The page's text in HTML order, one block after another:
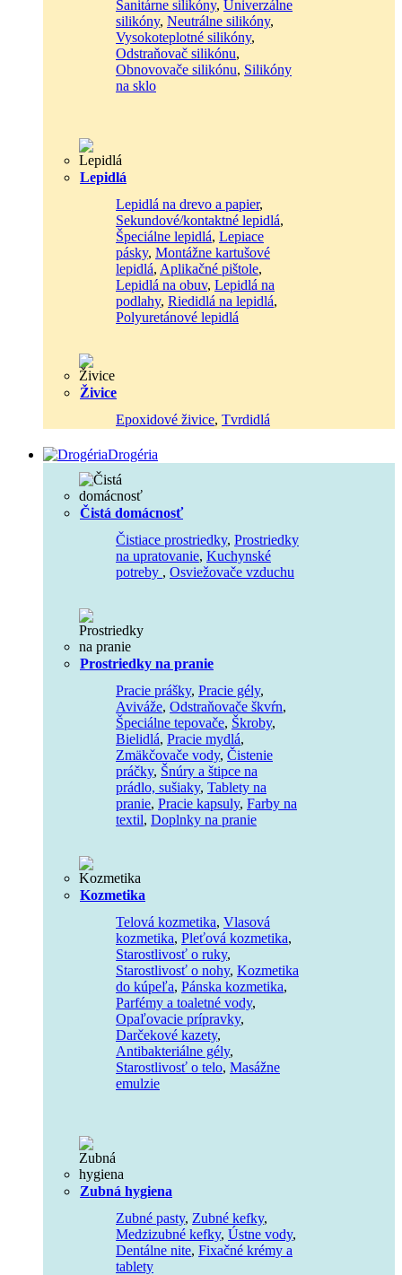
Sanitárne silikóny, Univerzálne
silikóny, Neutrálne silikóny,
Vysokoteplotné silikóny,
Odstraňovač silikónu,
Obnovovače silikónu, Silikóny
na sklo
Lepidlá
Lepidlá na drevo a papier,
Sekundové/kontaktné lepidlá,
Špeciálne lepidlá, Lepiace
pásky, Montážne kartušové
lepidlá, Aplikačné pištole,
Lepidlá na obuv, Lepidlá na
podlahy, Riedidlá na lepidlá,
Polyuretánové lepidlá
Živice
Epoxidové živice, Tvrdidlá
Drogéria
Čistá domácnosť
Čistiace prostriedky, Prostriedky
na upratovanie, Kuchynské
potreby , Osviežovače vzduchu
Prostriedky na pranie
Pracie prášky, Pracie gély,
Aviváže, Odstraňovače škvŕn,
Špeciálne tepovače, Škroby,
Bielidlá, Pracie mydlá,
Zmäkčovače vody, Čistenie
práčky, Šnúry a štipce na
prádlo, sušiaky, Tablety na
pranie, Pracie kapsuly, Farby na
textil, Doplnky na pranie
Kozmetika
Telová kozmetika, Vlasová
kozmetika, Pleťová kozmetika,
Starostlivosť o ruky,
Starostlivosť o nohy, Kozmetika
do kúpeľa, Pánska kozmetika,
Parfémy a toaletné vody,
Opaľovacie prípravky,
Darčekové kazety,
Antibakteriálne gély,
Starostlivosť o telo, Masážne
emulzie
Zubná hygiena
Zubné pasty, Zubné kefky,
Medzizubné kefky, Ústne vody,
Dentálne nite, Fixačné krémy a
tablety